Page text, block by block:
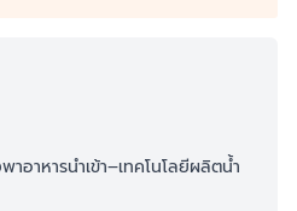
าหารนำเข้า–เทคโนโลยีผลิตน้ำ